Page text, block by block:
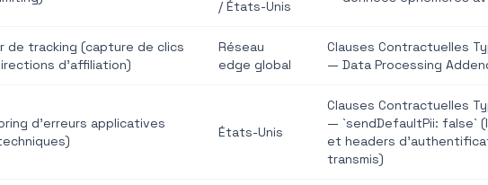
/ États-Unis
de tracking (capture de clics
d'affiliation)
Réseau
edge global
Clauses Contractuelles
— Data Processing
d'erreurs applicatives
États-Unis
Clauses Contractuelles
— `sendDefaultPii: false`
et headers
transmis)